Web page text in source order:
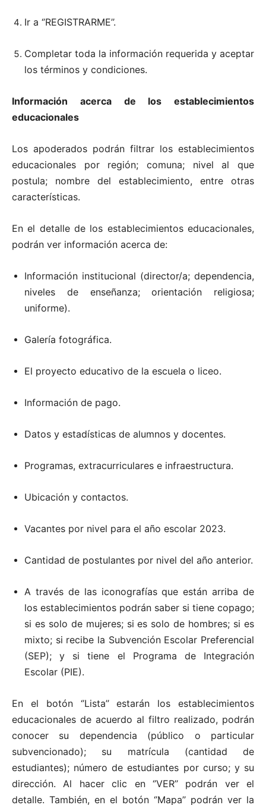
Ir a ‘’REGISTRARME’’.
Completar toda la información requerida y aceptar
los términos y condiciones.
Información acerca de los establecimientos
educacionales
Los apoderados podrán filtrar los establecimientos
educacionales por región; comuna; nivel al que
postula; nombre del establecimiento, entre otras
características.
En el detalle de los establecimientos educacionales,
podrán ver información acerca de:
Información institucional (director/a; dependencia,
niveles de enseñanza; orientación religiosa;
uniforme).
Galería fotográfica.
El proyecto educativo de la escuela o liceo.
Información de pago.
Datos y estadísticas de alumnos y docentes.
Programas, extracurriculares e infraestructura.
Ubicación y contactos.
Vacantes por nivel para el año escolar 2023.
Cantidad de postulantes por nivel del año anterior.
A través de las iconografías que están arriba de
los establecimientos podrán saber si tiene copago;
si es solo de mujeres; si es solo de hombres; si es
mixto; si recibe la Subvención Escolar Preferencial
(SEP); y si tiene el Programa de Integración
Escolar (PIE).
En el botón ‘’Lista’’ estarán los establecimientos
educacionales de acuerdo al filtro realizado, podrán
conocer su dependencia (público o particular
subvencionado); su matrícula (cantidad de
estudiantes); número de estudiantes por curso; y su
dirección. Al hacer clic en ‘’VER’’ podrán ver el
detalle. También, en el botón ‘’Mapa’’ podrán ver la